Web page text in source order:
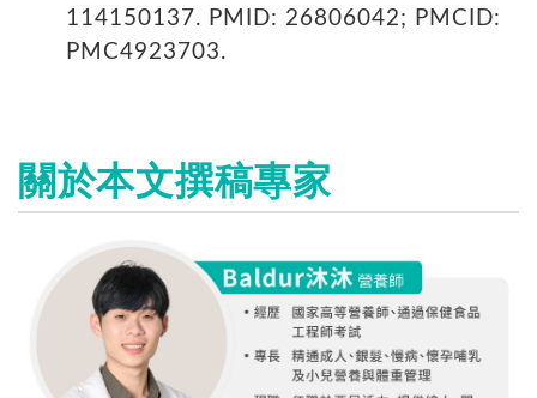
114150137. PMID: 26806042; PMCID:
PMC4923703.
關於本文撰稿專家